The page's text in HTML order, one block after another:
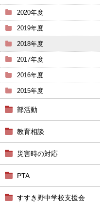
2020年度
2019年度
2018年度
2017年度
2016年度
2015年度
部活動
教育相談
災害時の対応
PTA
すすき野中学校支援会